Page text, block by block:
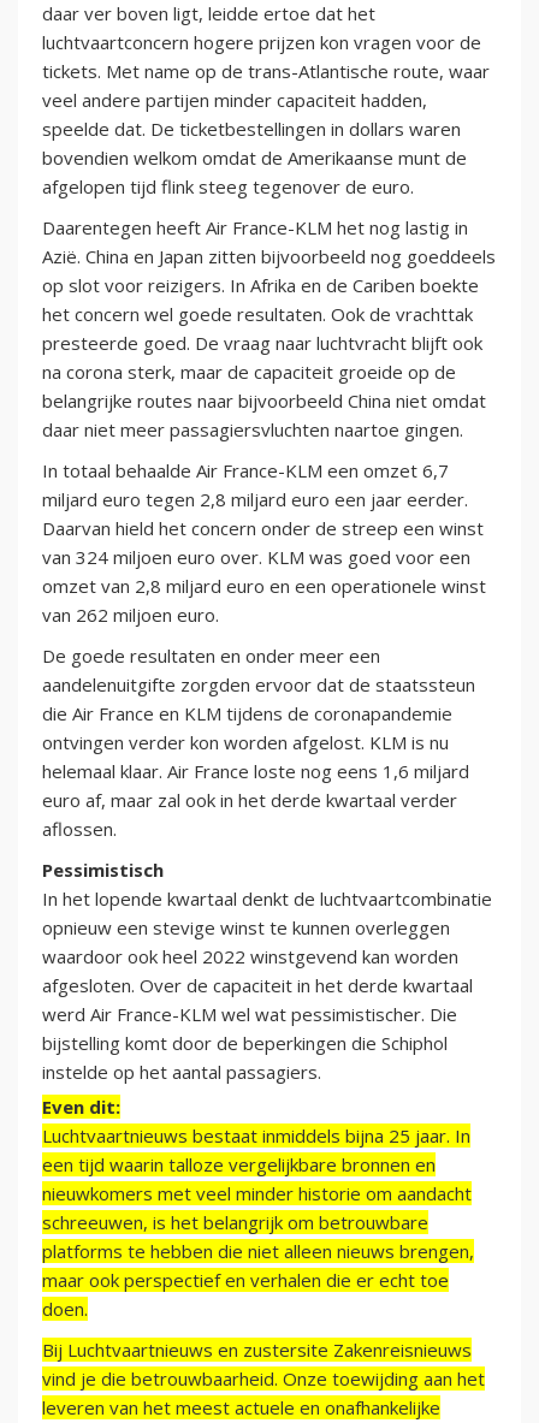
daar ver boven ligt, leidde ertoe dat het
luchtvaartconcern hogere prijzen kon vragen voor de
tickets. Met name op de trans-Atlantische route, waar
veel andere partijen minder capaciteit hadden,
speelde dat. De ticketbestellingen in dollars waren
bovendien welkom omdat de Amerikaanse munt de
afgelopen tijd flink steeg tegenover de euro.
Daarentegen heeft Air France-KLM het nog lastig in
Azië. China en Japan zitten bijvoorbeeld nog goeddeels
op slot voor reizigers. In Afrika en de Cariben boekte
het concern wel goede resultaten. Ook de vrachttak
presteerde goed. De vraag naar luchtvracht blijft ook
na corona sterk, maar de capaciteit groeide op de
belangrijke routes naar bijvoorbeeld China niet omdat
daar niet meer passagiersvluchten naartoe gingen.
In totaal behaalde Air France-KLM een omzet 6,7
miljard euro tegen 2,8 miljard euro een jaar eerder.
Daarvan hield het concern onder de streep een winst
van 324 miljoen euro over. KLM was goed voor een
omzet van 2,8 miljard euro en een operationele winst
van 262 miljoen euro.
De goede resultaten en onder meer een
aandelenuitgifte zorgden ervoor dat de staatssteun
die Air France en KLM tijdens de coronapandemie
ontvingen verder kon worden afgelost. KLM is nu
helemaal klaar. Air France loste nog eens 1,6 miljard
euro af, maar zal ook in het derde kwartaal verder
aflossen.
Pessimistisch
In het lopende kwartaal denkt de luchtvaartcombinatie
opnieuw een stevige winst te kunnen overleggen
waardoor ook heel 2022 winstgevend kan worden
afgesloten. Over de capaciteit in het derde kwartaal
werd Air France-KLM wel wat pessimistischer. Die
bijstelling komt door de beperkingen die Schiphol
instelde op het aantal passagiers.
Even dit:
Luchtvaartnieuws bestaat inmiddels bijna 25 jaar. In
een tijd waarin talloze vergelijkbare bronnen en
nieuwkomers met veel minder historie om aandacht
schreeuwen, is het belangrijk om betrouwbare
platforms te hebben die niet alleen nieuws brengen,
maar ook perspectief en verhalen die er echt toe
doen.
Bij Luchtvaartnieuws en zustersite Zakenreisnieuws
vind je die betrouwbaarheid. Onze toewijding aan het
leveren van het meest actuele en onafhankelijke